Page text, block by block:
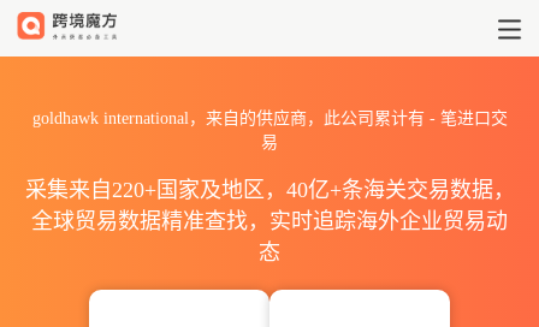
goldhawk international，来自的供应商，此公司累计有 -笔进口交
易
采集来自220+国家及地区，40亿+条海关交易数据，
全球贸易数据精准查找，实时追踪海外企业贸易动
态